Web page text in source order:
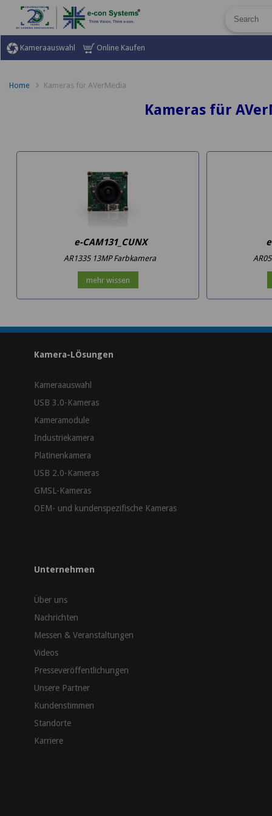
Kameraauswahl Online Kaufen
Home Kameras für AVerMedia
Kameras für
e-CAM131_CUNX
AR1335 13MP Farbkamera
mehr wissen
Kamera-LÖsungen
Kameraauswahl
USB 3.0-Kameras
Kameramodule
Industriekamera
Platinenkamera
USB 2.0-Kameras
GMSL-Kameras
OEM- und kundenspezifische Kameras
Unternehmen
Über uns
Nachrichten
Messen & Veranstaltungen
Videos
Presseveröffentlichungen
Unsere Partner
Kundenstimmen
Standorte
Karriere